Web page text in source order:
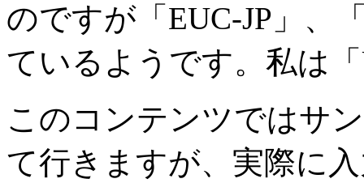
のですが「EUC-JP」、
ているようです。私は
このコンテンツではサ
て行きますが、実際に